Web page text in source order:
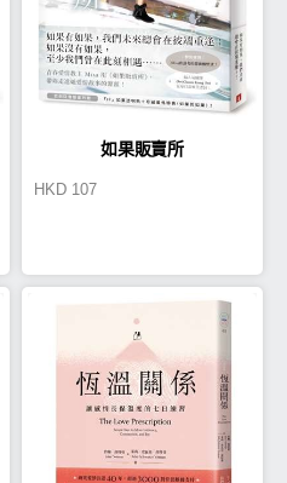
如果販賣所
HKD 107